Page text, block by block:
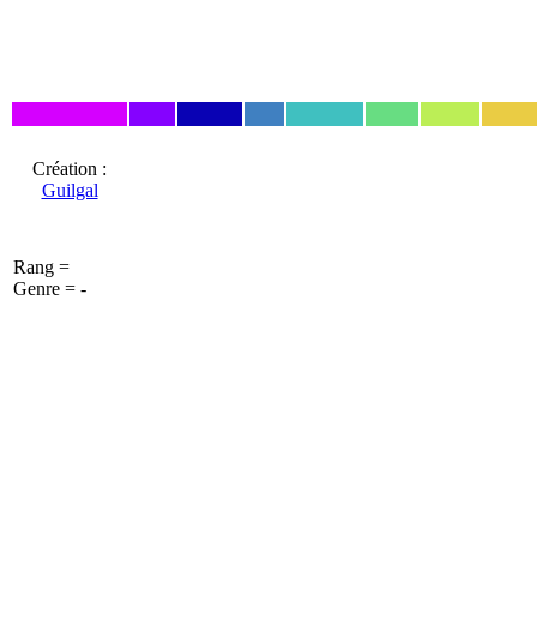
Création :
Guilgal
Rang =
Genre = -